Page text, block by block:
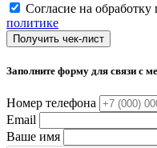
Согласие на
политике
Получить чек-лист
Заполните форму для связи с
Номер телефона
Email
Ваше имя